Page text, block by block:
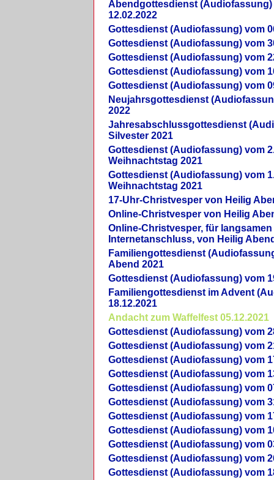
Abendgottesdienst (Audiofassung)
12.02.2022
Gottesdienst (Audiofassung) vom
Gottesdienst (Audiofassung) vom
Gottesdienst (Audiofassung) vom
Gottesdienst (Audiofassung) vom
Gottesdienst (Audiofassung) vom
Neujahrsgottesdienst
2022
Jahresabschlussgottesdienst
Silvester 2021
Gottesdienst (Audiofassung) vom
Weihnachtstag 2021
Gottesdienst (Audiofassung) vom
Weihnachtstag 2021
17-Uhr-Christvesper von Heilig
Online-Christvesper von Heilig
Online-Christvesper, für langsamen
Internetanschluss, von Heilig
Familiengottesdienst
Abend 2021
Gottesdienst (Audiofassung) vom
Familiengottesdienst im Advent
18.12.2021
Andacht zum Waffelfest 05.12.2021
Gottesdienst (Audiofassung) vom
Gottesdienst (Audiofassung) vom
Gottesdienst (Audiofassung) vom
Gottesdienst (Audiofassung) vom
Gottesdienst (Audiofassung) vom
Gottesdienst (Audiofassung) vom
Gottesdienst (Audiofassung) vom
Gottesdienst (Audiofassung) vom
Gottesdienst (Audiofassung) vom
Gottesdienst (Audiofassung) vom
Gottesdienst (Audiofassung) vom